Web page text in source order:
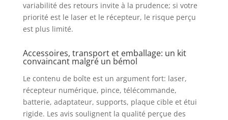
variabilité des retours invite à la prudence; si votre
priorité est le laser et le récepteur, le risque perçu
est plus limité.
Accessoires, transport et emballage: un kit
convaincant malgré un bémol
Le contenu de boîte est un argument fort: laser,
récepteur numérique, pince, télécommande,
batterie, adaptateur, supports, plaque cible et étui
rigide. Les avis soulignent la qualité perçue des